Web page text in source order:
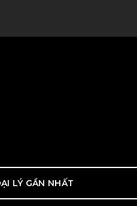
LÝ GẦN NHẤT